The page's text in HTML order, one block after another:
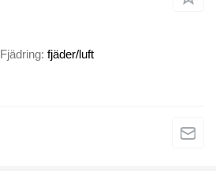
Fjädring fjäder/luft